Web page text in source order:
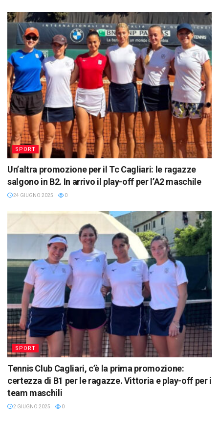
SPORT
Un’altra promozione per il Tc Cagliari: le ragazze
salgono in B2. In arrivo il play-off per l’A2 maschile
24 GIUGNO 2025 0
SPORT
Tennis Club Cagliari, c’è la prima promozione:
certezza di B1 per le ragazze. Vittoria e play-off per i
team maschili
2 GIUGNO 2025 0